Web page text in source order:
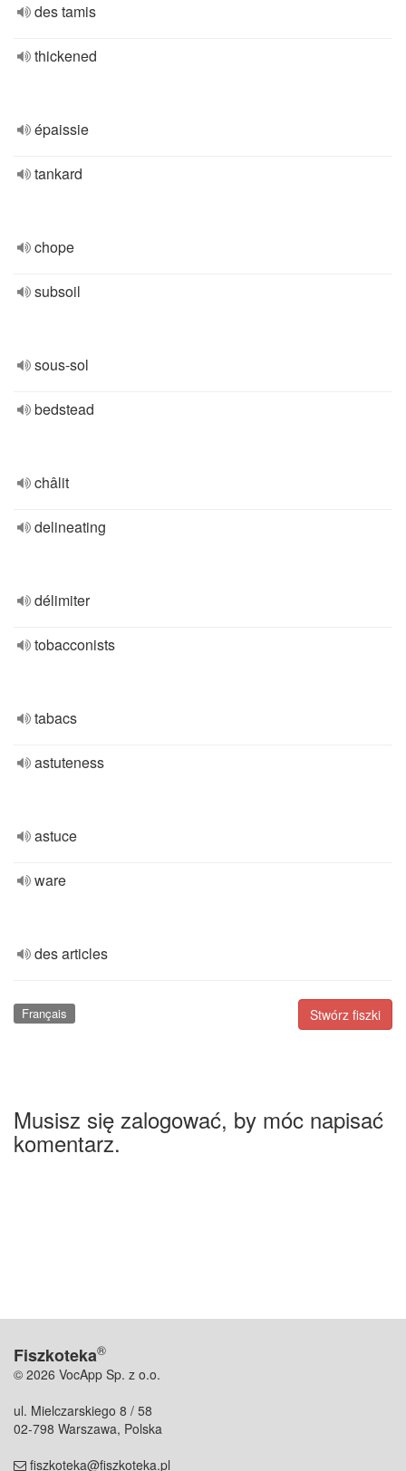
des tamis
thickened
épaissie
tankard
chope
subsoil
sous-sol
bedstead
châlit
delineating
délimiter
tobacconists
tabacs
astuteness
astuce
ware
des articles
Stwórz fiszki
Français
Musisz się zalogować, by móc napisać
komentarz.
Fiszkoteka®
© 2026 VocApp Sp. z o.o.
ul. Mielczarskiego 8 / 58
02-798 Warszawa, Polska
fiszkoteka@fiszkoteka.pl